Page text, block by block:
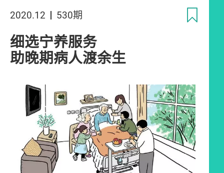
2020.12 530期
细选宁养服务
助晚期病人渡余生